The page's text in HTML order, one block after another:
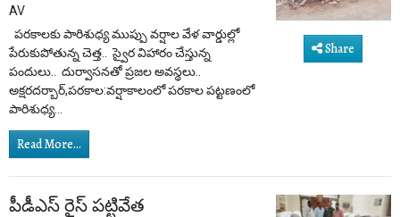
AV
పరకాలకు పారిశుధ్య ముప్పు వర్షాల వేళ వార్డుల్లో
పేరుకుపోతున్న చెత్త.. స్వైర విహారం చేస్తున్న
పందులు.. దుర్వాసనతో ప్రజల అవస్థలు..
అక్షరదర్బార్,పరకాల:వర్షాకాలంలో పరకాల పట్టణంలో
పారిశుధ్య...
Read More...
Share
పీడీఎస్ రైస్ పట్టివేత